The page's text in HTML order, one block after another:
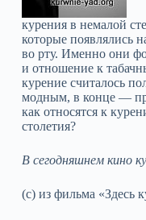
курения в немалой
которые появлялись
во рту. Именно они
и отношение к
курение считалось
модным, в конце —
как относятся к
столетия?
В сегодняшнем кино
(c) из фильма «Здесь